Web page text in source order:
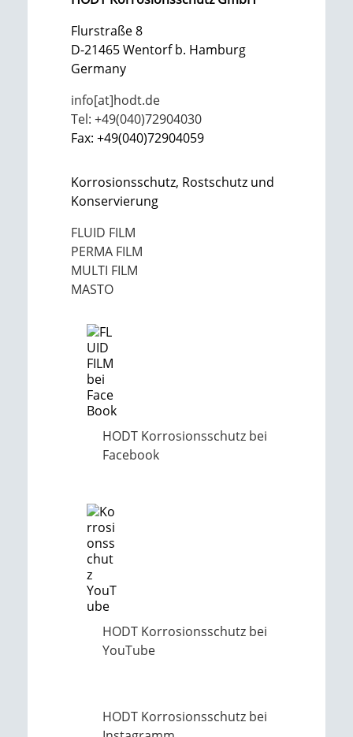
Flurstraße 8
D-21465 Wentorf b. Hamburg
Germany
info[at]hodt.de
Tel: +49(040)72904030
Fax: +49(040)72904059
Korrosionsschutz, Rostschutz und
Konservierung
FLUID FILM
PERMA FILM
MULTI FILM
MASTO
HODT Korrosionsschutz bei
Facebook
HODT Korrosionsschutz bei
YouTube
HODT Korrosionsschutz bei